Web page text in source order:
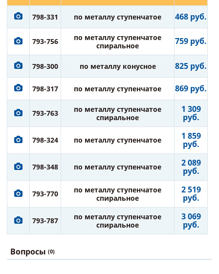
798-331 по металлу ступенчатое 468 руб.
793-756
по металлу ступенчатое
спиральное
759 руб.
798-300 по металлу конусное 825 руб.
798-317 по металлу ступенчатое 869 руб.
793-763
по металлу ступенчатое
спиральное
1 309
руб.
798-324 по металлу ступенчатое 1 859
руб.
798-348 по металлу ступенчатое 2 089
руб.
793-770
по металлу ступенчатое
спиральное
2 519
руб.
793-787
по металлу ступенчатое
спиральное
3 069
руб.
Вопросы (0)